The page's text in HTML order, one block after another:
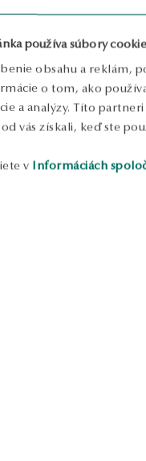
používa súbory
obsahu a reklám,
o tom, ako
a analýzy. Títo
vás získali, keď ste
v Informáciách